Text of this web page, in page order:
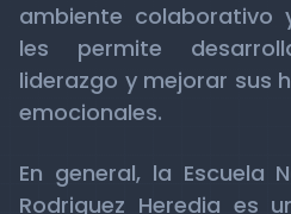
ambiente colaborativo
les permite
liderazgo y mejorar sus
emocionales.
En general, la Escuela
Rodriguez Heredia es